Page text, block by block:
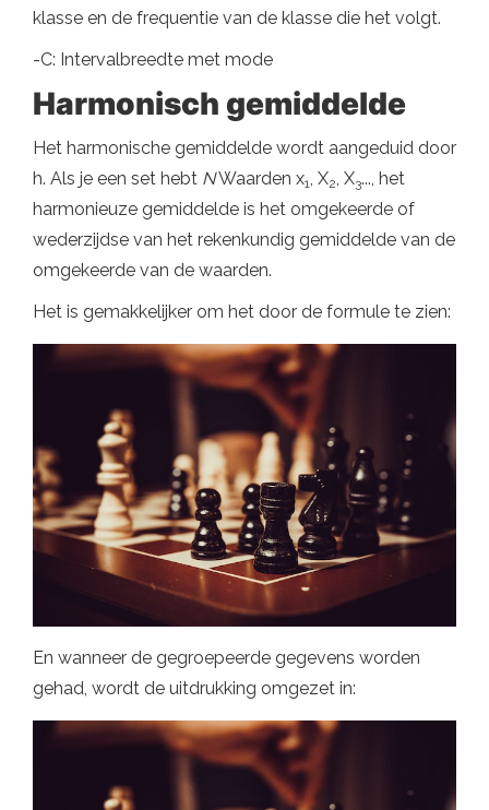
klasse en de frequentie van de klasse die het volgt.
-C: Intervalbreedte met mode
Harmonisch gemiddelde
Het harmonische gemiddelde wordt aangeduid door
h. Als je een set hebt NWaarden x1, X2, X3..., het
harmonieuze gemiddelde is het omgekeerde of
wederzijdse van het rekenkundig gemiddelde van de
omgekeerde van de waarden.
Het is gemakkelijker om het door de formule te zien:
En wanneer de gegroepeerde gegevens worden
gehad, wordt de uitdrukking omgezet in: